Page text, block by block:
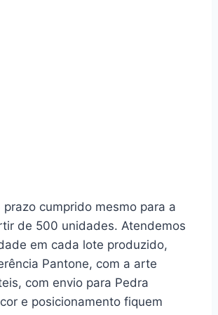
cumprido mesmo para a
de 500 unidades. Atendemos
em cada lote produzido,
Pantone, com a arte
com envio para Pedra
e posicionamento fiquem